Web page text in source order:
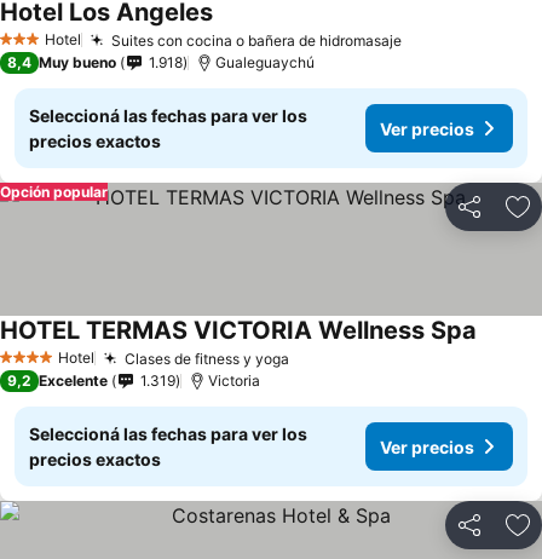
3 Estrellas
Hotel Suites con cocina o bañera de hidromasaje
Hotel Los Angeles
8,4 Muy bueno 1.918 Gualeguaychú
Seleccioná las fechas para ver los
precios exactos
Ver precios
Compartir
Opción popular
4 EstrellasHotel Clases de fitness y yoga
HOTEL TERMAS VICTORIA Wellness Spa
9,2 Excelente 1.319 Victoria
Seleccioná las fechas para ver los
precios exactos
Ver precios
Compartir